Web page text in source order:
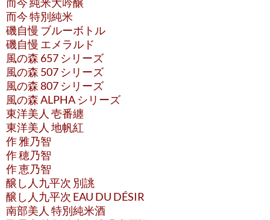
而今 特別純米
磯自慢 ブルーボトル
磯自慢 エメラルド
風の森 657 シリーズ
風の森 507 シリーズ
風の森 807 シリーズ
風の森 ALPHA シリーズ
東洋美人 壱番纏
東洋美人 地帆紅
作 雅乃智
作 穂乃智
作 恵乃智
醸し人九平次 別誂
醸し人九平次 EAU DU DÉSIR
南部美人 特別純米酒